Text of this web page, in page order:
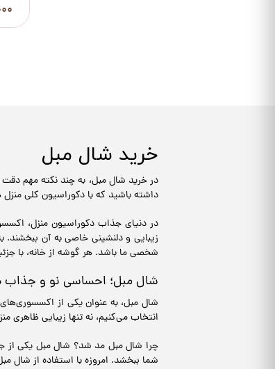
خرید شال مبل
در خرید شال مبل، به چند نکته مهم
داشته باشید که با دکوراسیون کلی
در دنیای جذاب دکوراسیون منزل،
زیبایی و دلنشینی خاصی به آن
شخصی ما باشد. هر گوشه از خانه، با
شال مبل؛ احساسی نو و جذاب
شال مبل، به عنوان یکی از
انتخاب می‌کنیم، نه تنها زیبایی
چرا شال مبل مد شد؟ شال مبل یکی از
شما ببخشد. امروزه با استفاده از شال